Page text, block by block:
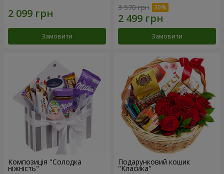
Замовити
3 570 грн
Замовити
Композиція "Солодка
ніжність"
Подарунковий кошик
"Класика"